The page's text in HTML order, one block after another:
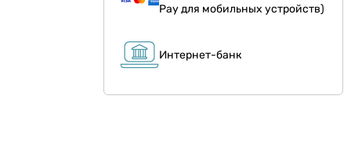
Pay для мобильных устройств)
Интернет-банк